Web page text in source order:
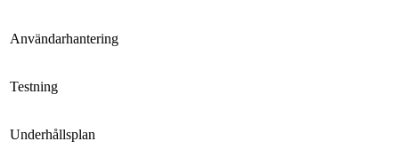
Användarhantering
Testning
Underhållsplan